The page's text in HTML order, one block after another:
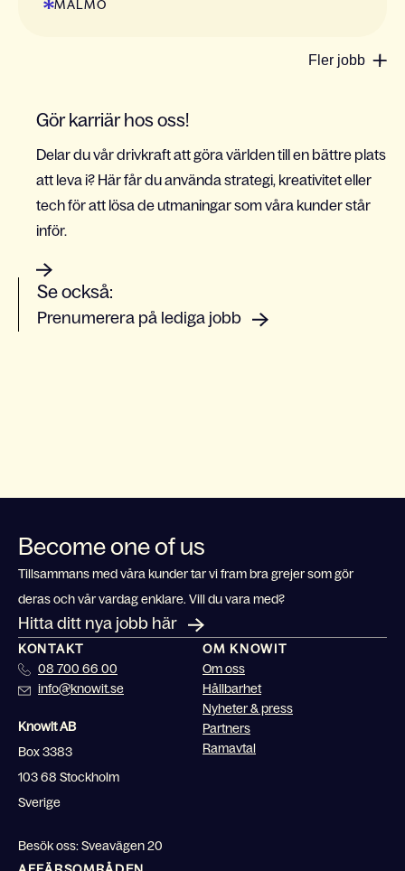
MALMÖ
Fler jobb
Gör karriär hos oss!
Delar du vår drivkraft att göra världen till en bättre plats
att leva i? Här får du använda strategi, kreativitet eller
tech för att lösa de utmaningar som våra kunder står
inför.
Se också:
Prenumerera på lediga jobb
Become one of us
Tillsammans med våra kunder tar vi fram bra grejer som gör
deras och vår vardag enklare. Vill du vara med?
Hitta ditt nya jobb här
KONTAKT
08 700 66 00
info@knowit.se
Knowit AB
Box 3383
103 68 Stockholm
Sverige
Besök oss: Sveavägen 20
OM KNOWIT
Om oss
Hållbarhet
Nyheter & press
Partners
Ramavtal